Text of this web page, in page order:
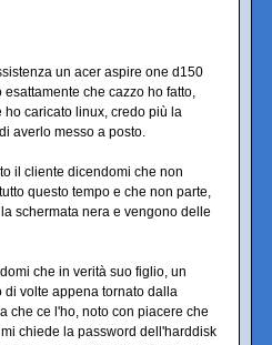
un acer aspire one d150
che cazzo ho fatto,
caricato linux, credo più la
averlo messo a posto.
il cliente dicendomi che non
questo tempo e che non parte,
schermata nera e vengono delle
che in verità suo figlio, un
volte appena tornato dalla
che ce l'ho, noto con piacere che
chiede la password dell'harddisk